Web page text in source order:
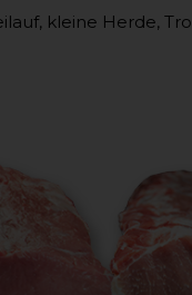
kleine Herde,